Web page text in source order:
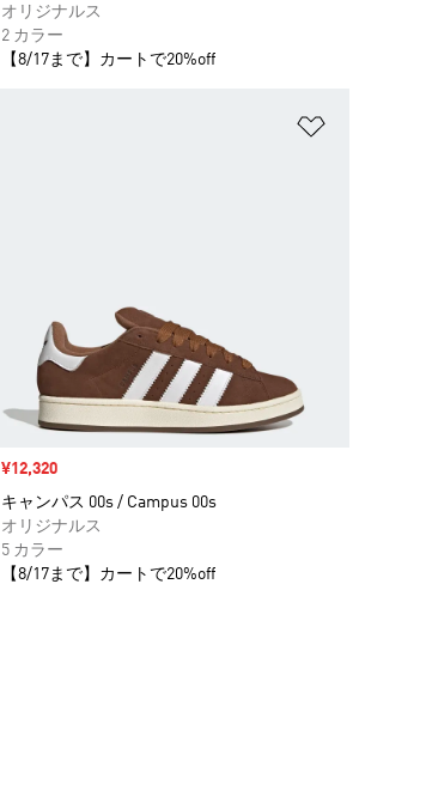
オリジナルス
2 カラー
【8/17まで】カートで20%off
セール価格
¥12,320
キャンパス 00s / Campus 00s
オリジナルス
5 カラー
【8/17まで】カートで20%off